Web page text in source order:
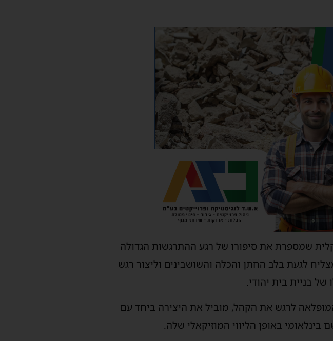
שמספרת את סיפורו של רגע ההתרגשות הגדולה
לגעת בלב החתן והכלה והשושבינים וליצור רגש
של בניית בית יהודי.
לרגש את הקהל, מוביל את היצירה ביחד עם
באופן הליווי המוזיקאלי שלה.